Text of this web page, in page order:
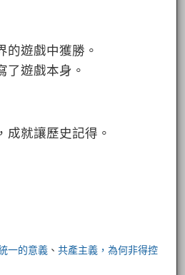
的遊戲中獲勝。
了遊戲本身。
成就讓歷史記得。
一的意義 、共產主義，為何非得控